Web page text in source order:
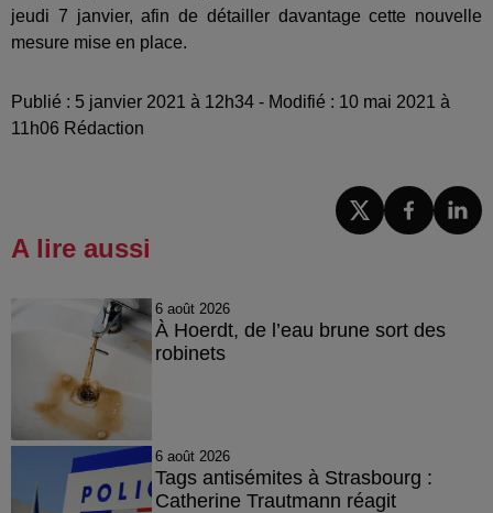
jeudi 7 janvier, afin de détailler davantage cette nouvelle
mesure mise en place.
Publié : 5 janvier 2021 à 12h34 - Modifié : 10 mai 2021 à
11h06 Rédaction
A lire aussi
6 août 2026
À Hoerdt, de l’eau brune sort des
robinets
6 août 2026
Tags antisémites à Strasbourg :
Catherine Trautmann réagit